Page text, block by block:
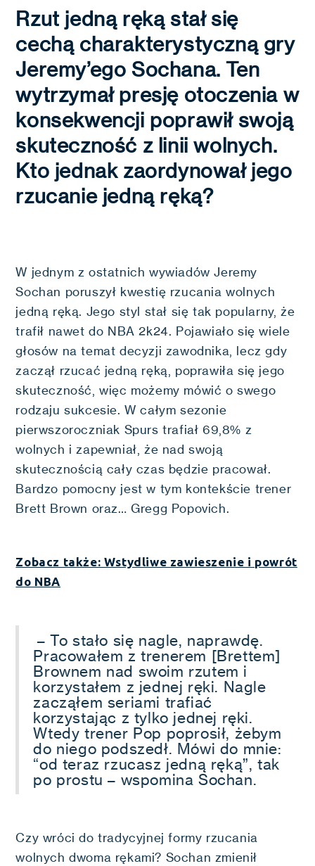
Rzut jedną ręką stał się
cechą charakterystyczną gry
Jeremy’ego Sochana. Ten
wytrzymał presję otoczenia w
konsekwencji poprawił swoją
skuteczność z linii wolnych.
Kto jednak zaordynował jego
rzucanie jedną ręką?
W jednym z ostatnich wywiadów Jeremy
Sochan poruszył kwestię rzucania wolnych
jedną ręką. Jego styl stał się tak popularny, że
trafił nawet do NBA 2k24. Pojawiało się wiele
głosów na temat decyzji zawodnika, lecz gdy
zaczął rzucać jedną ręką, poprawiła się jego
skuteczność, więc możemy mówić o swego
rodzaju sukcesie. W całym sezonie
pierwszoroczniak Spurs trafiał 69,8% z
wolnych i zapewniał, że nad swoją
skutecznością cały czas będzie pracował.
Bardzo pomocny jest w tym kontekście trener
Brett Brown oraz… Gregg Popovich.
Zobacz także: Wstydliwe zawieszenie i powrót
do NBA
– To stało się nagle, naprawdę.
Pracowałem z trenerem [Brettem]
Brownem nad swoim rzutem i
korzystałem z jednej ręki. Nagle
zacząłem seriami trafiać
korzystając z tylko jednej ręki.
Wtedy trener Pop poprosił, żebym
do niego podszedł. Mówi do mnie:
“od teraz rzucasz jedną ręką”, tak
po prostu – wspomina Sochan.
Czy wróci do tradycyjnej formy rzucania
wolnych dwoma rękami? Sochan zmienił